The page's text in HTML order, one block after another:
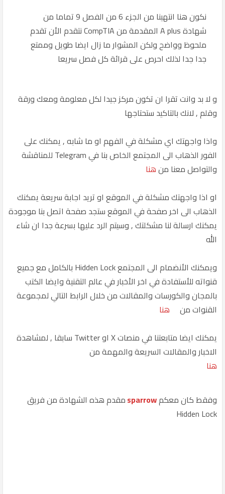
نكون هنا انتهينا من الجزء 6 من الفصل 9 تماما من
شهادة A plus المقدمة من CompTIA نتقدم الأن تقدم
ملحوظ وواضح ولكن المشوار ما زال ايضا طويل وممتع
جدا جدا لذلك احرص على قرائة كل فصل سريعا
و لا بد وانت تقرا ان تكون مركز جيدا لكل معلومة ومعك ورقة
وقلم , لانك بالتاكيد ستحتاجها
واذا واجهتك اي مشكلة في الفهم او ما شابه , يمكنك على
الفور الذهاب الى المجتمع الخاص بنا في Telegram للمناقشة
والتواصل معنا منهنا
او اذا واجهتك مشكلة في الموقع او تريد اجابة سريعة يمكنك
الذهاب الى اخر صفحة في الموقع ستجد صفحة اتصل بنا موجودة
يمكنك ارسالة لنا مشكلتك , وسيتم الرد عليها بسرعة جدا ان شاء
الله
ويمكنك الأنضمام الى المجتمع Hidden Lock بالكامل مع جميع
قنواته للأستفادة في اخر الأخبار في عالم التقنية وايضا الكتب
بالمجان والكورسات والمقالات من خلال الرابط التالي لمجموعة
القنوات من
هنا
يمكنك ايضا متابعتنا في منصات X او Twitter سابقا , لمشاهدة
الاخبار والمقالات السريعة والمهمة من
هنا
وفقط كان معكمsparrowمقدم هذه الشهادة من فريق
Hidden Lock